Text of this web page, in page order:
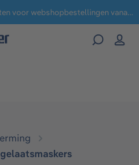
Geen administratie- en verzendkosten voor webshopbestellingen vanaf € 100,-.